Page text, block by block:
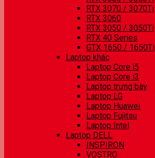
RTX 3070 / 3070Ti
RTX 3060
RTX 3050 / 3050Ti
RTX 40 Series
GTX 1650 / 1650Ti
Laptop khác
Laptop Core i5
Laptop Core i3
Laptop trưng bày
Laptop LG
Laptop Huawei
Laptop Fujitsu
Laptop Intel
Laptop DELL
INSPIRON
VOSTRO